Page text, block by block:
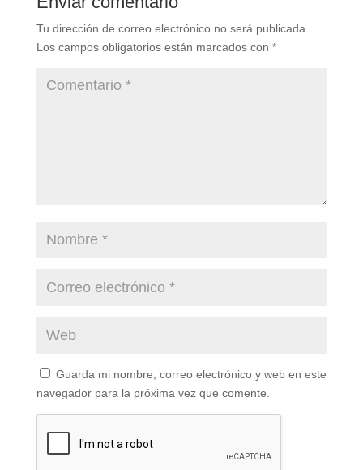
Tu dirección de correo electrónico no será publicada.
Los campos obligatorios están marcados con *
Guarda mi nombre, correo electrónico y web en este
navegador para la próxima vez que comente.